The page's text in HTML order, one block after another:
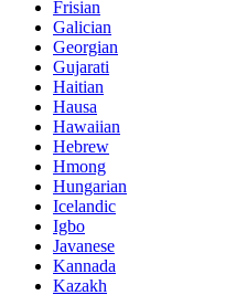
Frisian
Galician
Georgian
Gujarati
Haitian
Hausa
Hawaiian
Hebrew
Hmong
Hungarian
Icelandic
Igbo
Javanese
Kannada
Kazakh